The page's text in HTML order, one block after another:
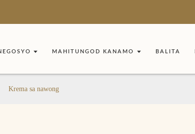
MAHITUNGOD KANAMO BALITA
Krema sa nawong